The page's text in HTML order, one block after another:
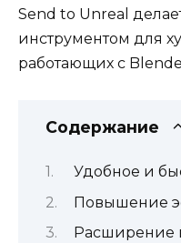
Send to Unreal
инструментом для
работающих с
Содержание
Удобное и
Повышение
Расширение